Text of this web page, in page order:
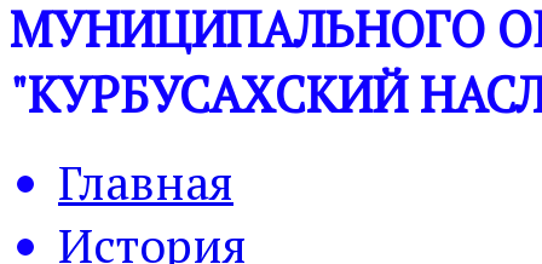
МУНИЦИПАЛЬНОГО
"КУРБУСАХСКИЙ
Главная
История